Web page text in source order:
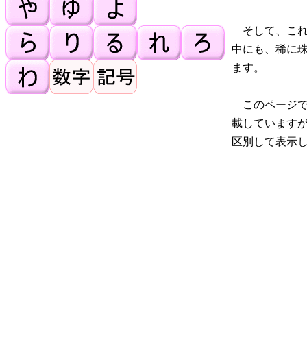
そして、こ
中にも、稀に
ます。
このページ
載しています
区別して表示